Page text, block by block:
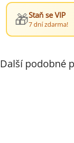
🎁Staň se VIP
7 dní zdarma!
Další podobné